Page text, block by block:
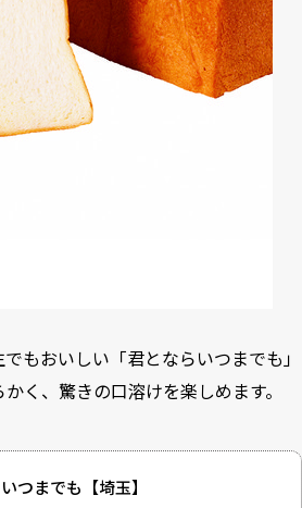
もおいしい「君とならいつまでも」
く、驚きの口溶けを楽しめます。
つまでも【埼玉】